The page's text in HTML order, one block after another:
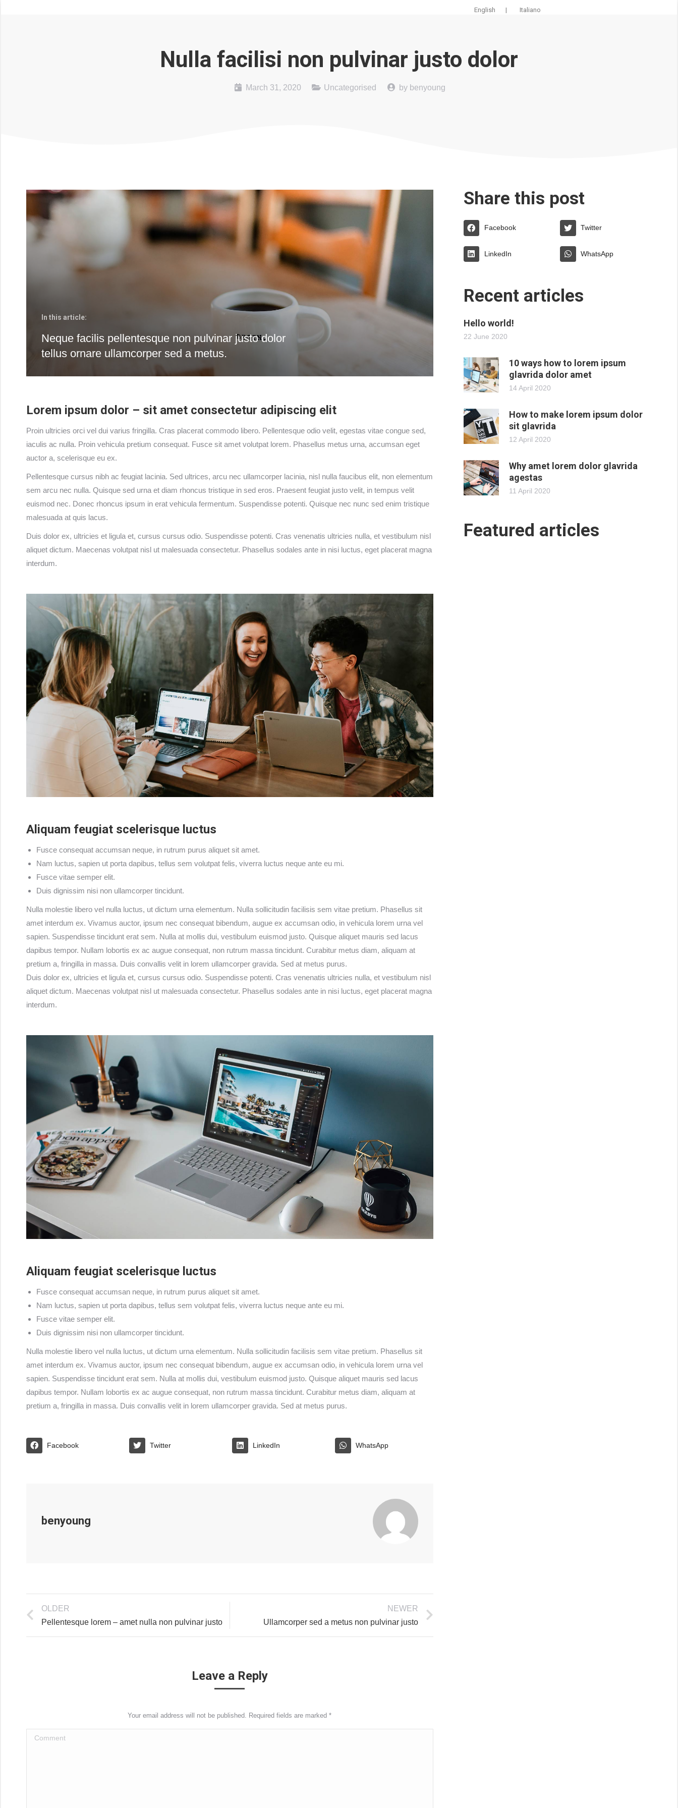
English | Italiano
Nulla facilisi non pulvinar justo dolor
March 31, 2020 Uncategorised by benyoung
In this article:
Neque facilis pellentesque non pulvinar justo dolor
tellus ornare ullamcorper sed a metus.
Lorem ipsum dolor – sit amet consectetur adipiscing elit
Proin ultricies orci vel dui varius fringilla. Cras placerat commodo libero. Pellentesque odio velit, egestas vitae congue sed,
iaculis ac nulla. Proin vehicula pretium consequat. Fusce sit amet volutpat lorem. Phasellus metus urna, accumsan eget
auctor a, scelerisque eu ex.
Pellentesque cursus nibh ac feugiat lacinia. Sed ultrices, arcu nec ullamcorper lacinia, nisl nulla faucibus elit, non elementum
sem arcu nec nulla. Quisque sed urna et diam rhoncus tristique in sed eros. Praesent feugiat justo velit, in tempus velit
euismod nec. Donec rhoncus ipsum in erat vehicula fermentum. Suspendisse potenti. Quisque nec nunc sed enim tristique
malesuada at quis lacus.
Duis dolor ex, ultricies et ligula et, cursus cursus odio. Suspendisse potenti. Cras venenatis ultricies nulla, et vestibulum nisl
aliquet dictum. Maecenas volutpat nisl ut malesuada consectetur. Phasellus sodales ante in nisi luctus, eget placerat magna
interdum.
Aliquam feugiat scelerisque luctus
Fusce consequat accumsan neque, in rutrum purus aliquet sit amet.
Nam luctus, sapien ut porta dapibus, tellus sem volutpat felis, viverra luctus neque ante eu mi.
Fusce vitae semper elit.
Duis dignissim nisi non ullamcorper tincidunt.
Nulla molestie libero vel nulla luctus, ut dictum urna elementum. Nulla sollicitudin facilisis sem vitae pretium. Phasellus sit
amet interdum ex. Vivamus auctor, ipsum nec consequat bibendum, augue ex accumsan odio, in vehicula lorem urna vel
sapien. Suspendisse tincidunt erat sem. Nulla at mollis dui, vestibulum euismod justo. Quisque aliquet mauris sed lacus
dapibus tempor. Nullam lobortis ex ac augue consequat, non rutrum massa tincidunt. Curabitur metus diam, aliquam at
pretium a, fringilla in massa. Duis convallis velit in lorem ullamcorper gravida. Sed at metus purus.
Duis dolor ex, ultricies et ligula et, cursus cursus odio. Suspendisse potenti. Cras venenatis ultricies nulla, et vestibulum nisl
aliquet dictum. Maecenas volutpat nisl ut malesuada consectetur. Phasellus sodales ante in nisi luctus, eget placerat magna
interdum.
Aliquam feugiat scelerisque luctus
Fusce consequat accumsan neque, in rutrum purus aliquet sit amet.
Nam luctus, sapien ut porta dapibus, tellus sem volutpat felis, viverra luctus neque ante eu mi.
Fusce vitae semper elit.
Duis dignissim nisi non ullamcorper tincidunt.
Nulla molestie libero vel nulla luctus, ut dictum urna elementum. Nulla sollicitudin facilisis sem vitae pretium. Phasellus sit
amet interdum ex. Vivamus auctor, ipsum nec consequat bibendum, augue ex accumsan odio, in vehicula lorem urna vel
sapien. Suspendisse tincidunt erat sem. Nulla at mollis dui, vestibulum euismod justo. Quisque aliquet mauris sed lacus
dapibus tempor. Nullam lobortis ex ac augue consequat, non rutrum massa tincidunt. Curabitur metus diam, aliquam at
pretium a, fringilla in massa. Duis convallis velit in lorem ullamcorper gravida. Sed at metus purus.
Facebook Twitter LinkedIn WhatsApp
benyoung
OLDER
Pellentesque lorem – amet nulla non pulvinar justo
NEWER
Ullamcorper sed a metus non pulvinar justo
Leave a Reply
Your email address will not be published. Required fields are marked*
Comment
Share this post
Facebook Twitter
LinkedIn WhatsApp
Recent articles
Hello world!
22 June 2020
10 ways how to lorem ipsum
glavrida dolor amet
14 April 2020
How to make lorem ipsum dolor
sit glavrida
12 April 2020
Why amet lorem dolor glavrida
agestas
11 April 2020
Featured articles